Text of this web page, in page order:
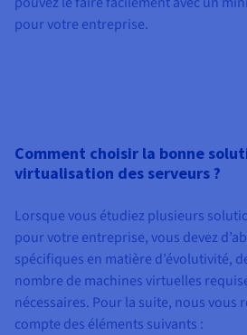
pour votre entreprise.
Comment choisir la bonne
virtualisation des serveurs ?
Lorsque vous étudiez plusieurs
pour votre entreprise, vous devez
spécifiques en matière d’évolutivité,
nombre de machines virtuelles
nécessaires. Pour la suite, nous vous
compte des éléments suivants :